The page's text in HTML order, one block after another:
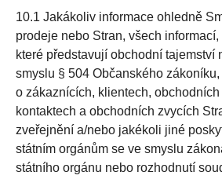
10.1 Jakákoliv informace ohledně
prodeje nebo Stran, všech
které představují obchodní tajemství
smyslu § 504 Občanského
o zákaznících, klientech, obchodních
kontaktech a obchodních zvycích
zveřejnění a/nebo jakékoli jiné
státním orgánům se ve smyslu
státního orgánu nebo rozhodnutí